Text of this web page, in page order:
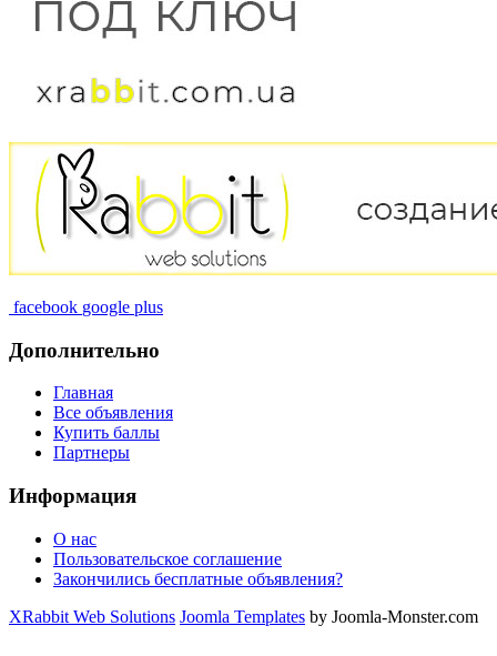
facebook google plus
Дополнительно
Главная
Все объявления
Купить баллы
Партнеры
Информация
О нас
Пользовательское соглашение
Закончились бесплатные объявления?
XRabbit Web Solutions Joomla Templates by Joomla-Monster.com